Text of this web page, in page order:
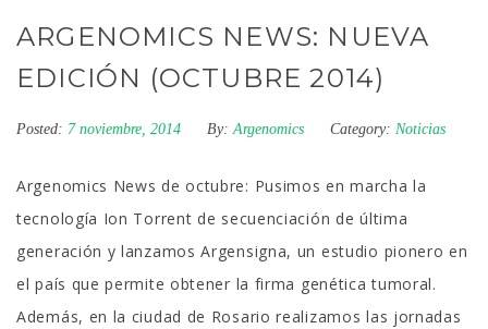
ARGENOMICS NEWS: NUEVA
EDICIÓN (OCTUBRE 2014)
Posted: 7 noviembre, 2014 By: Argenomics Category: Noticias
Argenomics News de octubre: Pusimos en marcha la
tecnología Ion Torrent de secuenciación de última
generación y lanzamos Argensigna, un estudio pionero en
el país que permite obtener la firma genética tumoral.
Además, en la ciudad de Rosario realizamos las jornadas